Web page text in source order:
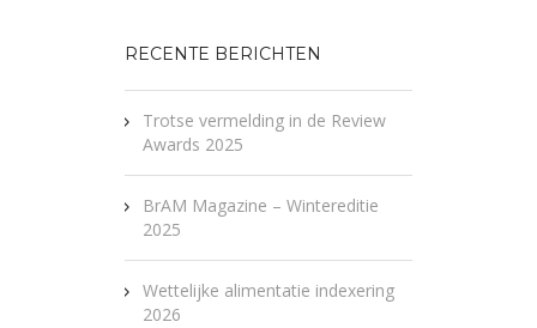
RECENTE BERICHTEN
Trotse vermelding in de Review
Awards 2025
BrAM Magazine – Wintereditie
2025
Wettelijke alimentatie indexering
2026